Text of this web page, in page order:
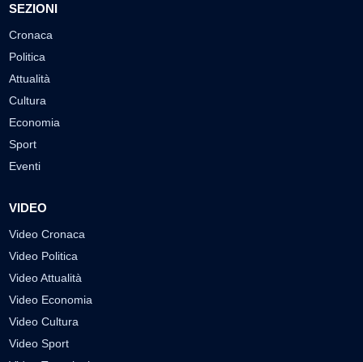
SEZIONI
Cronaca
Politica
Attualità
Cultura
Economia
Sport
Eventi
VIDEO
Video Cronaca
Video Politica
Video Attualità
Video Economia
Video Cultura
Video Sport